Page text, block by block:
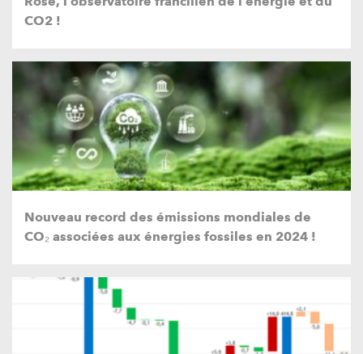
CO2 !
Nouveau record des émissions mondiales de
CO₂ associées aux énergies fossiles en 2024 !